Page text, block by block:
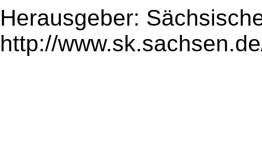
Herausgeber:
http://